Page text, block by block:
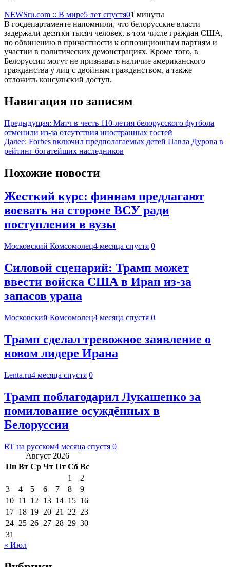
NEWSru.com :: В мире5 лет спустя01 минуты
В госдепартаменте напомнили, что белорусские власти
задержали десятки тысяч человек, в том числе граждан США,
по обвинению в причастности к оппозиционным партиям и
участии в политических демонстрациях. Кроме того, в
Белоруссии могут не признавать наличие американского
гражданства у лиц с двойным гражданством, а также
отложить консульский доступ.
Навигация по записям
Предыдущая: Матч в честь 110-летия белорусского футбола
отменили из-за отсутствия иностранных гостей
Далее: Forbes включил предполагаемых детей Павла Дурова в
рейтинг богатейших наследников
Похожие новости
Жесткий курс: финнам предлагают
воевать на стороне ВСУ ради
поступления в вузы
Московский Комсомолец4 месяца спустя 0
Силовой сценарий: Трамп может
ввести войска США в Иран из-за
запасов урана
Московский Комсомолец4 месяца спустя 0
Трамп сделал тревожное заявление о
новом лидере Ирана
Lenta.ru4 месяца спустя 0
Трамп поблагодарил Лукашенко за
помилование осуждённых в
Белоруссии
RT на русском4 месяца спустя 0
Август 2026
Пн Вт Ср Чт Пт Сб Вс
1
2
3
4 5 6 7 8
9
10 11 12 13 14 15 16
17 18 19 20 21 22 23
24 25 26 27 28 29 30
31
« Июл